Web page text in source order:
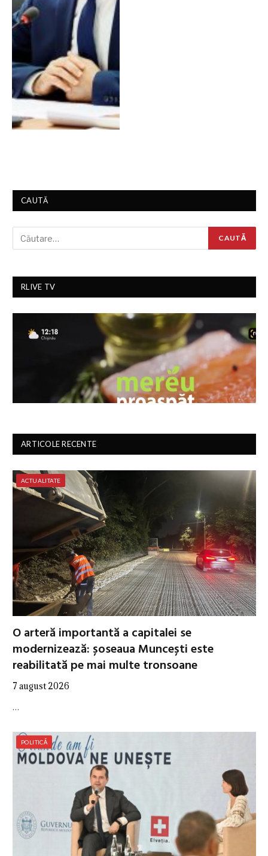
CAUTĂ
RLIVE TV
ARTICOLE RECENTE
ACTUALITATE
O arteră importantă a capitalei se
modernizează: șoseaua Muncești este
reabilitată pe mai multe tronsoane
7 august 2026
…
POLITICĂ